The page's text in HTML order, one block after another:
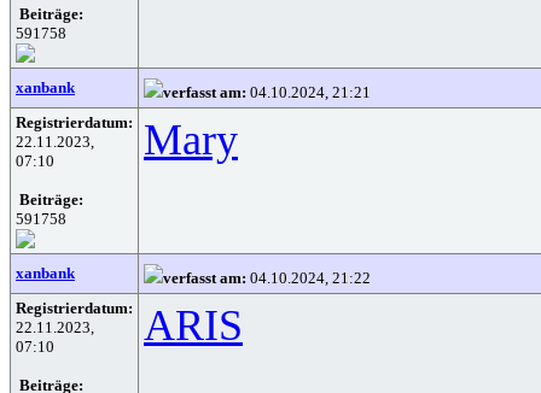
Beiträge:
591758
xanbank verfasst am: 04.10.2024, 21:21
Registrierdatum:
22.11.2023,
07:10
Beiträge:
591758
Mary
xanbank verfasst am: 04.10.2024, 21:22
Registrierdatum:
22.11.2023,
07:10
Beiträge:
ARIS